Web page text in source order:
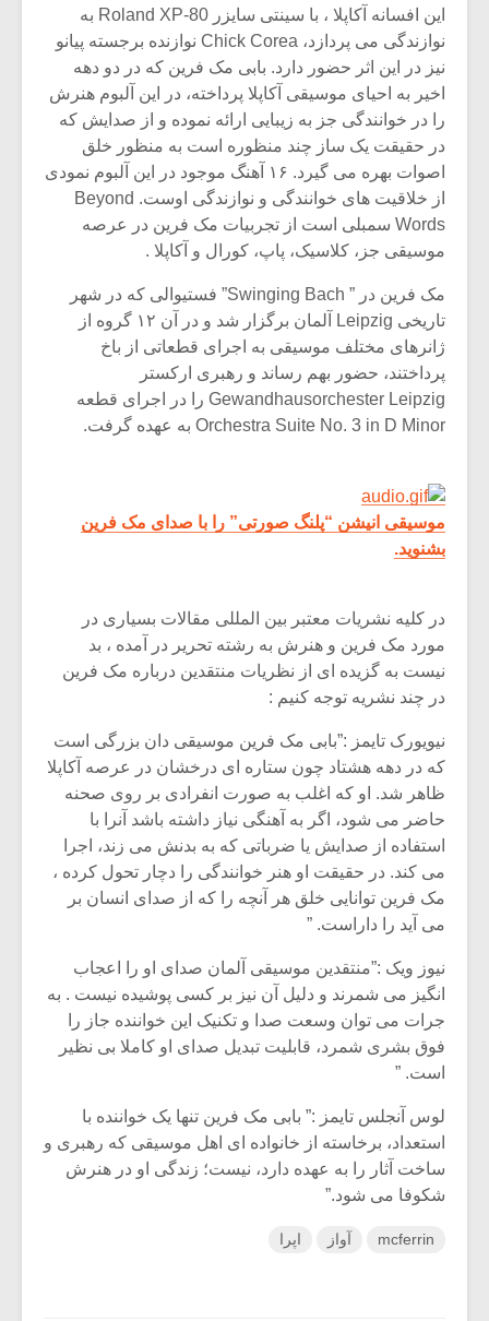
این افسانه آکاپلا ، با سینتی سایزر Roland XP-80 به
نوازندگی می پردازد، Chick Corea نوازنده برجسته پیانو
نیز در این اثر حضور دارد. بابی مک فرین که در دو دهه
اخیر به احیای موسیقی آکاپلا پرداخته، در این آلبوم هنرش
را در خوانندگی جز به زیبایی ارائه نموده و از صدایش که
در حقیقت یک ساز چند منظوره است به منظور خلق
اصوات بهره می گیرد. ۱۶ آهنگ موجود در این آلبوم نمودی
از خلاقیت های خوانندگی و نوازندگی اوست. Beyond
Words سمبلی است از تجربیات مک فرین در عرصه
موسیقی جز، کلاسیک، پاپ، کورال و آکاپلا .
مک فرین در ” Swinging Bach” فستیوالی که در شهر
تاریخی Leipzig آلمان برگزار شد و در آن ۱۲ گروه از
ژانرهای مختلف موسیقی به اجرای قطعاتی از باخ
پرداختند، حضور بهم رساند و رهبری ارکستر
Gewandhausorchester Leipzig را در اجرای قطعه
Orchestra Suite No. 3 in D Minor به عهده گرفت.
موسیقی انیشن “پلنگ صورتی” را با صدای مک فرین
بشنوید.
در کلیه نشریات معتبر بین المللی مقالات بسیاری در
مورد مک فرین و هنرش به رشته تحریر در آمده ، بد
نیست به گزیده ای از نظریات منتقدین درباره مک فرین
در چند نشریه توجه کنیم :
نیویورک تایمز :”بابی مک فرین موسیقی دان بزرگی است
که در دهه هشتاد چون ستاره ای درخشان در عرصه آکاپلا
ظاهر شد. او که اغلب به صورت انفرادی بر روی صحنه
حاضر می شود، اگر به آهنگی نیاز داشته باشد آنرا با
استفاده از صدایش یا ضرباتی که به بدنش می زند، اجرا
می کند. در حقیقت او هنر خوانندگی را دچار تحول کرده ،
مک فرین توانایی خلق هر آنچه را که از صدای انسان بر
می آید را داراست. ”
نیوز ویک :”منتقدین موسیقی آلمان صدای او را اعجاب
انگیز می شمرند و دلیل آن نیز بر کسی پوشیده نیست . به
جرات می توان وسعت صدا و تکنیک این خواننده جاز را
فوق بشری شمرد، قابلیت تبدیل صدای او کاملا بی نظیر
است. ”
لوس آنجلس تایمز :” بابی مک فرین تنها یک خواننده با
استعداد، برخاسته از خانواده ای اهل موسیقی که رهبری و
ساخت آثار را به عهده دارد، نیست؛ زندگی او در هنرش
شکوفا می شود.”
mcferrin آواز اپرا